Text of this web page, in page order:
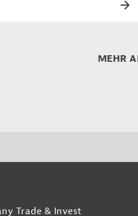
MEHR
Trade & Invest